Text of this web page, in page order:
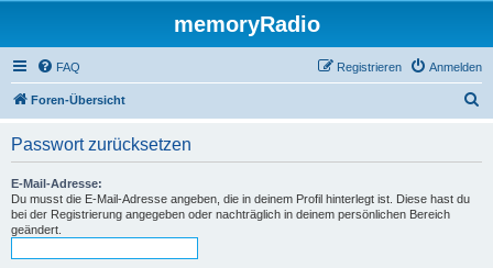
memoryRadio
FAQ Anmelden
Registrieren
Foren-Übersicht
Passwort zurücksetzen
E-Mail-Adresse:
Du musst die E-Mail-Adresse angeben, die in deinem Profil hinterlegt ist. Diese hast du
bei der Registrierung angegeben oder nachträglich in deinem persönlichen Bereich
geändert.